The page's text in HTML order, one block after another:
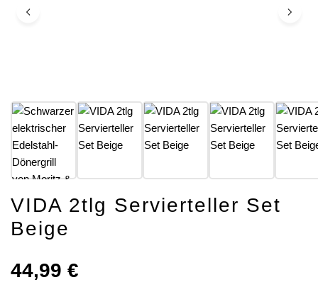
VIDA 2tlg Servierteller Set
Beige
Regulärer Preis:
44,99 €